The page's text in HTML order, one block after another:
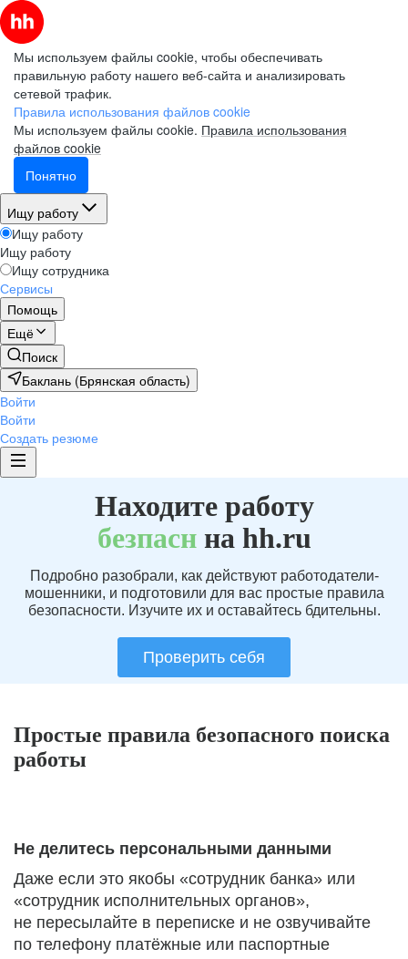
Мы используем файлы cookie, чтобы обеспечивать
правильную работу нашего веб-сайта и анализировать
сетевой трафик.
Правила использования файлов cookie
Мы используем файлы cookie. Правила использования
файлов cookie
Понятно
Ищу работу
Ищу работу
Ищу работу
Ищу сотрудника
Сервисы
Помощь
Ещё
Поиск
Баклань (Брянская область)
Войти
Войти
Создать резюме
Находите работу
безпаснна hh.ru
Подробно разобрали, как действуют работодатели-
мошенники, и подготовили для вас простые правила
безопасности. Изучите их и оставайтесь бдительны.
Проверить себя
Простые правила безопасного поиска
работы
Не делитесь персональными данными
Даже если это якобы «сотрудник банка» или
«сотрудник исполнительных органов»,
не пересылайте в переписке и не озвучивайте
по телефону платёжные или паспортные